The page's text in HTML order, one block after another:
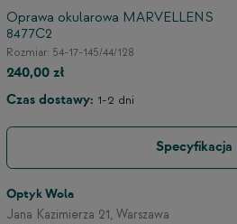
Oprawa okularowa MARVELLENS
8477C2
Rozmiar: 54-17-145/44/128
240,00 zł
Czas dostawy: 1-2 dni
Specyfikacja
Optyk Wola
Jana Kazimierza 21, Warszawa